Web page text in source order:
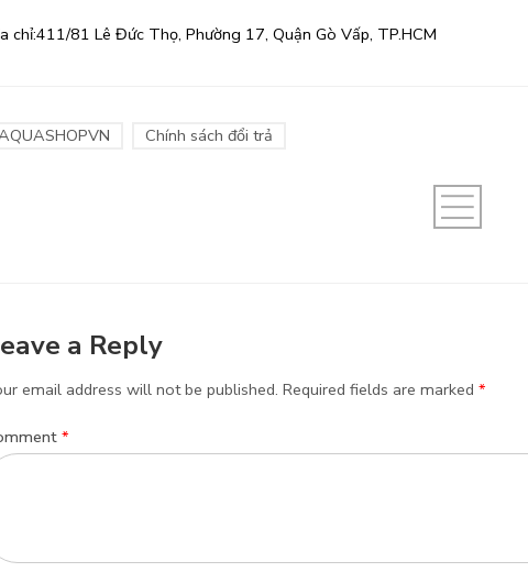
chỉ:411/81 Lê Đức Thọ, Phường 17, Quận Gò Vấp, TP.HCM
Chính sách đổi trả
a Reply
email address will not be published. Required fields are marked *
*